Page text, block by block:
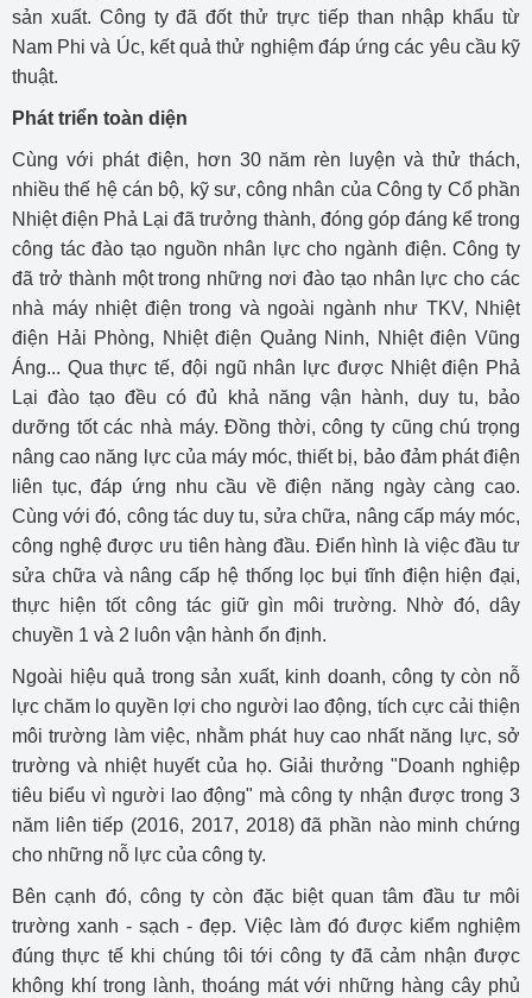
sản xuất. Công ty đã đốt thử trực tiếp than nhập khẩu từ
Nam Phi và Úc, kết quả thử nghiệm đáp ứng các yêu cầu kỹ
thuật.
Phát triển toàn diện
Cùng với phát điện, hơn 30 năm rèn luyện và thử thách,
nhiều thế hệ cán bộ, kỹ sư, công nhân của Công ty Cổ phần
Nhiệt điện Phả Lại đã trưởng thành, đóng góp đáng kể trong
công tác đào tạo nguồn nhân lực cho ngành điện. Công ty
đã trở thành một trong những nơi đào tạo nhân lực cho các
nhà máy nhiệt điện trong và ngoài ngành như TKV, Nhiệt
điện Hải Phòng, Nhiệt điện Quảng Ninh, Nhiệt điện Vũng
Áng... Qua thực tế, đội ngũ nhân lực được Nhiệt điện Phả
Lại đào tạo đều có đủ khả năng vận hành, duy tu, bảo
dưỡng tốt các nhà máy. Đồng thời, công ty cũng chú trọng
nâng cao năng lực của máy móc, thiết bị, bảo đảm phát điện
liên tục, đáp ứng nhu cầu về điện năng ngày càng cao.
Cùng với đó, công tác duy tu, sửa chữa, nâng cấp máy móc,
công nghệ được ưu tiên hàng đầu. Điển hình là việc đầu tư
sửa chữa và nâng cấp hệ thống lọc bụi tĩnh điện hiện đại,
thực hiện tốt công tác giữ gìn môi trường. Nhờ đó, dây
chuyền 1 và 2 luôn vận hành ổn định.
Ngoài hiệu quả trong sản xuất, kinh doanh, công ty còn nỗ
lực chăm lo quyền lợi cho người lao động, tích cực cải thiện
môi trường làm việc, nhằm phát huy cao nhất năng lực, sở
trường và nhiệt huyết của họ. Giải thưởng "Doanh nghiệp
tiêu biểu vì người lao động" mà công ty nhận được trong 3
năm liên tiếp (2016, 2017, 2018) đã phần nào minh chứng
cho những nỗ lực của công ty.
Bên cạnh đó, công ty còn đặc biệt quan tâm đầu tư môi
trường xanh - sạch - đẹp. Việc làm đó được kiểm nghiệm
đúng thực tế khi chúng tôi tới công ty đã cảm nhận được
không khí trong lành, thoáng mát với những hàng cây phủ